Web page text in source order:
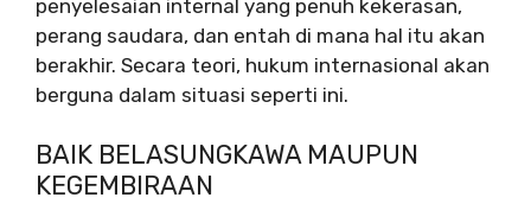
penyelesaian internal yang penuh kekerasan,
perang saudara, dan entah di mana hal itu akan
berakhir. Secara teori, hukum internasional akan
berguna dalam situasi seperti ini.
BAIK BELASUNGKAWA MAUPUN
KEGEMBIRAAN